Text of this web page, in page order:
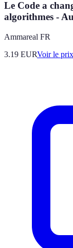
Le Code a
algorithmes -
Ammareal FR
3.19 EURVoir le prix